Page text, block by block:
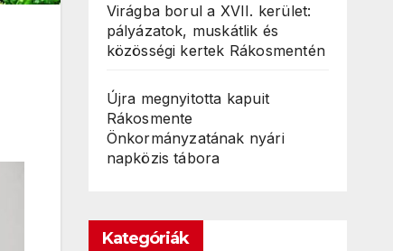
Virágba borul a XVII. kerület:
pályázatok, muskátlik és
közösségi kertek Rákosmentén
Újra megnyitotta kapuit
Rákosmente
Önkormányzatának nyári
napközis tábora
Kategóriák